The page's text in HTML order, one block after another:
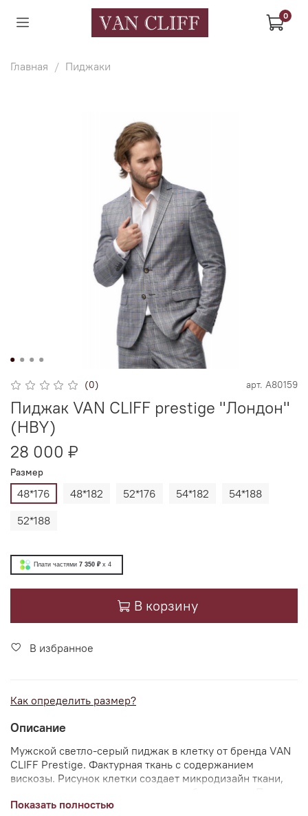
0
Главная Пиджаки
(0) арт. А80159
Пиджак VAN CLIFF prestige "Лондон"
(HBY)
28 000 ₽
Размер
48*176 48*182 52*176 54*182
54*188
52*188
Плати частями 7 350 ₽ x 4
В корзину
В избранное
Как определить размер?
Описание
Мужской светло-серый пиджак в клетку от бренда VAN
CLIFF Prestige. Фактурная ткань с содержанием
вискозы. Рисунок клетки создает микродизайн ткани,
слегка приталенного силуэта. Однобортный, одна
Показать полностью